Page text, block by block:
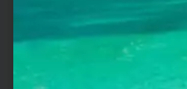
Comment poser et entretenir
margelle de piscine en
La pose s’effectue obligatoirement en